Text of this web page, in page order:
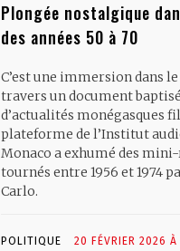
Plongée nostalgique
des années 50 à 70
C’est une immersion dans
travers un document
d’actualités monégasques
plateforme de l’Institut
Monaco a exhumé des
tournés entre 1956 et 1974
Carlo.
POLITIQUE 20 FÉVRIER 2026 À